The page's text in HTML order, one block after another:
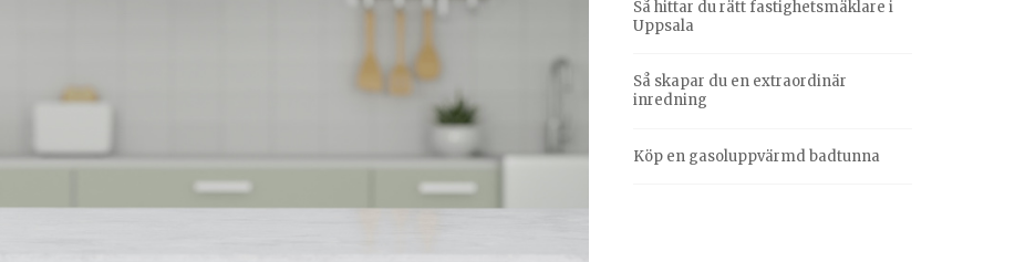
Så hittar du rätt fastighetsmäklare i
Uppsala
Så skapar du en extraordinär
inredning
Köp en gasoluppvärmd badtunna